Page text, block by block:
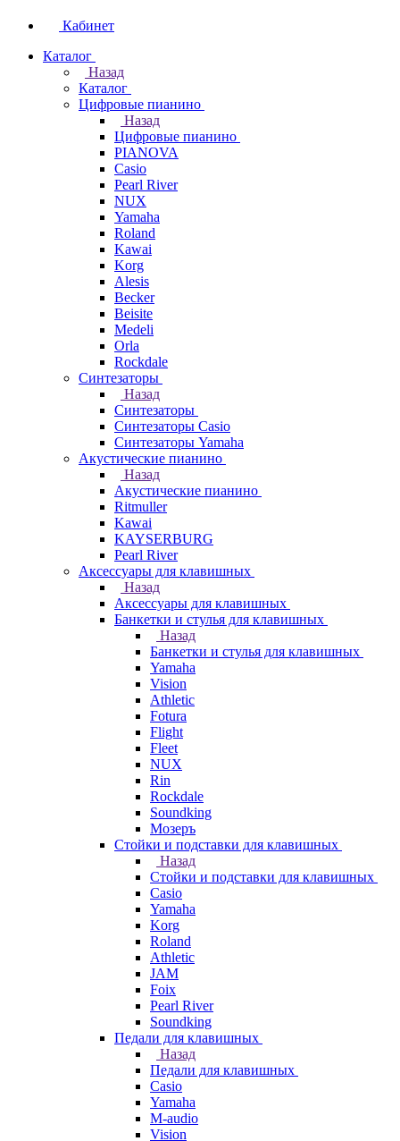
Кабинет
Каталог
Назад
Каталог
Цифровые пианино
Назад
Цифровые пианино
PIANOVA
Casio
Pearl River
NUX
Yamaha
Roland
Kawai
Korg
Alesis
Becker
Beisite
Medeli
Orla
Rockdale
Синтезаторы
Назад
Синтезаторы
Синтезаторы Casio
Синтезаторы Yamaha
Акустические пианино
Назад
Акустические пианино
Ritmuller
Kawai
KAYSERBURG
Pearl River
Аксессуары для клавишных
Назад
Аксессуары для клавишных
Банкетки и стулья для клавишных
Назад
Банкетки и стулья для клавишных
Yamaha
Vision
Athletic
Fotura
Flight
Fleet
NUX
Rin
Rockdale
Soundking
Мозеръ
Стойки и подставки для клавишных
Назад
Стойки и подставки для клавишных
Casio
Yamaha
Korg
Roland
Athletic
JAM
Foix
Pearl River
Soundking
Педали для клавишных
Назад
Педали для клавишных
Casio
Yamaha
M-audio
Vision